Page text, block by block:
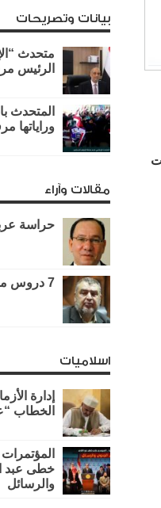
بيانات وتصريحات
متحدث
الرئيس
المتحدث
وراياتها
مقالات وآراء
حراسة
7 دروس مستفادة من ثورة يناير
اسلاميات
إدارة
الخطاب
خطى عبد
والرسائل